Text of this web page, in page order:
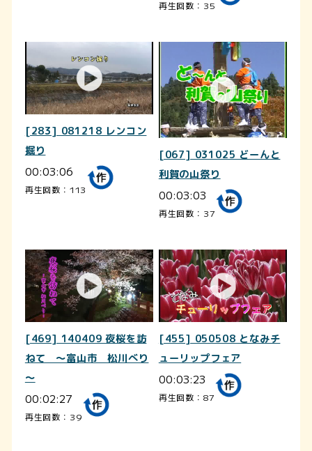
再生回数：35
[283] 081218 レンコン
掘り
00:03:06
再生回数：113
[067] 031025 どーんと
利賀の山祭り
00:03:03
再生回数：37
[469] 140409 夜桜を訪
ねて ～富山市 松川べり
～
00:02:27
再生回数：39
[455] 050508 となみチ
ューリップフェア
00:03:23
再生回数：87